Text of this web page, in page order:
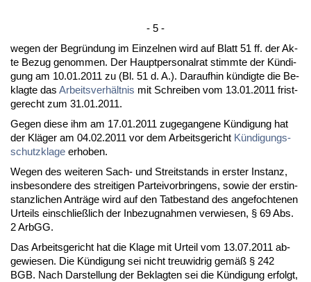
- 5 -
we­gen der Be­gründung im Ein­zel­nen wird auf Blatt 51 ff. der Ak­
te Be­zug ge­nom­men. Der Haupt­per­so­nal­rat stimm­te der Kündi­
gung am 10.01.2011 zu (Bl. 51 d. A.). Dar­auf­hin kündig­te die Be­
klag­te das Ar­beits­verhält­nis mit Schrei­ben vom 13.01.2011 frist­
ge­recht zum 31.01.2011.
Ge­gen die­se ihm am 17.01.2011 zu­ge­gan­ge­ne Kündi­gung hat
der Kläger am 04.02.2011 vor dem Ar­beits­ge­richt Kündi­gungs­
schutz­kla­ge er­ho­ben.
We­gen des wei­te­ren Sach- und Streit­stands in ers­ter In­stanz,
ins­be­son­de­re des strei­ti­gen Par­tei­vor­brin­gens, so­wie der erst­in­
stanz­li­chen Anträge wird auf den Tat­be­stand des an­ge­foch­te­nen
Ur­teils ein­sch­ließlich der In­be­zug­nah­men ver­wie­sen, § 69 Abs.
2 ArbGG.
Das Ar­beits­ge­richt hat die Kla­ge mit Ur­teil vom 13.07.2011 ab­
ge­wie­sen. Die Kündi­gung sei nicht treu­wid­rig gemäß § 242
BGB. Nach Dar­stel­lung der Be­klag­ten sei die Kündi­gung er­folgt,